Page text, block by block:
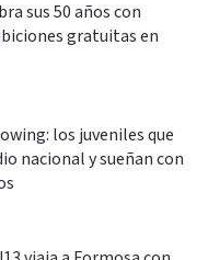
sus 50 años con
gratuitas en
los juveniles que
nacional y sueñan con